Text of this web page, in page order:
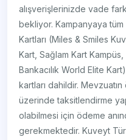
alışverişlerinizde vade
bekliyor. Kampanyaya
Kartları (Miles & Smiles
Kart, Sağlam Kart
Bankacılık World Elite
kartları dahildir. Mevzuatın
üzerinde taksitlendirme
olabilmesi için ödeme
gerekmektedir. Kuveyt